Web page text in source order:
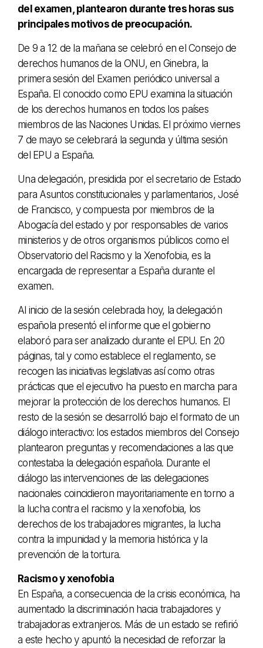
del examen, plantearon durante tres horas sus
principales motivos de preocupación.
De 9 a 12 de la mañana se celebró en el Consejo de
derechos humanos de la ONU, en Ginebra, la
primera sesión del Examen periódico universal a
España. El conocido como EPU examina la situación
de los derechos humanos en todos los países
miembros de las Naciones Unidas. El próximo viernes
7 de mayo se celebrará la segunda y última sesión
del EPU a España.
Una delegación, presidida por el secretario de Estado
para Asuntos constitucionales y parlamentarios, José
de Francisco, y compuesta por miembros de la
Abogacía del estado y por responsables de varios
ministerios y de otros organismos públicos como el
Observatorio del Racismo y la Xenofobia, es la
encargada de representar a España durante el
examen.
Al inicio de la sesión celebrada hoy, la delegación
española presentó el informe que el gobierno
elaboró para ser analizado durante el EPU. En 20
páginas, tal y como establece el reglamento, se
recogen las iniciativas legislativas así como otras
prácticas que el ejecutivo ha puesto en marcha para
mejorar la protección de los derechos humanos. El
resto de la sesión se desarrolló bajo el formato de un
diálogo interactivo: los estados miembros del Consejo
plantearon preguntas y recomendaciones a las que
contestaba la delegación española. Durante el
diálogo las intervenciones de las delegaciones
nacionales coincidieron mayoritariamente en torno a
la lucha contra el racismo y la xenofobia, los
derechos de los trabajadores migrantes, la lucha
contra la impunidad y la memoria histórica y la
prevención de la tortura.
Racismo y xenofobia
En España, a consecuencia de la crisis económica, ha
aumentado la discriminación hacia trabajadores y
trabajadoras extranjeros. Más de un estado se refirió
a este hecho y apuntó la necesidad de reforzar la